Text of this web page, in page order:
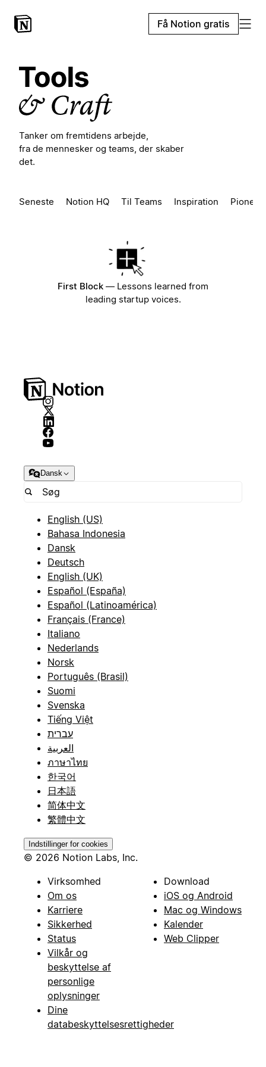
Få Notion gratis
Tanker om fremtidens arbejde,
fra de mennesker og teams, der skaber
det.
Seneste Notion HQ Til Teams Inspiration
First Block — Lessons learned from
leading startup voices.
Dansk
English (US)
Bahasa Indonesia
Dansk
Deutsch
English (UK)
Español (España)
Español (Latinoamérica)
Français (France)
Italiano
Nederlands
Norsk
Português (Brasil)
Suomi
Svenska
Tiếng Việt
עברית
العربية
ภาษาไทย
한국어
日本語
简体中文
繁體中文
Indstillinger for cookies
© 2026 Notion Labs, Inc.
Virksomhed
Om os
Karriere
Sikkerhed
Status
Vilkår og
beskyttelse af
personlige
oplysninger
Dine
databeskyttelsesrettigheder
Download
iOS og Android
Mac og Windows
Kalender
Web Clipper